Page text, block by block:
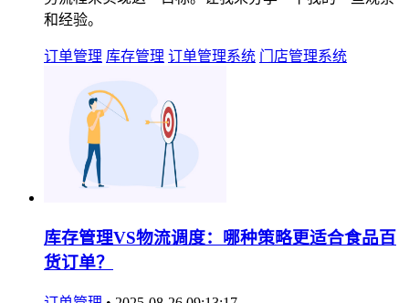
和经验。
订单管理 库存管理 订单管理系统 门店管理系统
库存管理VS物流调度：哪种策略更适合食品百
货订单？